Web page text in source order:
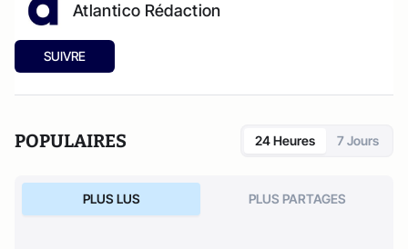
Atlantico Rédaction
SUIVRE
POPULAIRES 24 Heures 7 Jours
PLUS LUS PLUS PARTAGES